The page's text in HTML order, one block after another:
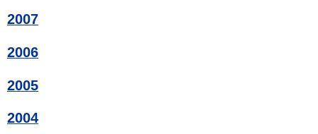
2007
2006
2005
2004